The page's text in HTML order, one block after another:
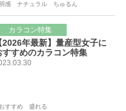
感 ナチュラル ちゅるん
カラコン特集
2026年最新】量産型女子に
すすめのカラコン特集
すすめ 盛れる